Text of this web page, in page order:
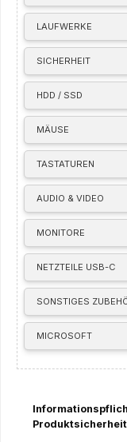
LAUFWERKE
SICHERHEIT
HDD / SSD
MÄUSE
TASTATUREN
AUDIO & VIDEO
MONITORE
NETZTEILE USB-C
SONSTIGES
MICROSOFT